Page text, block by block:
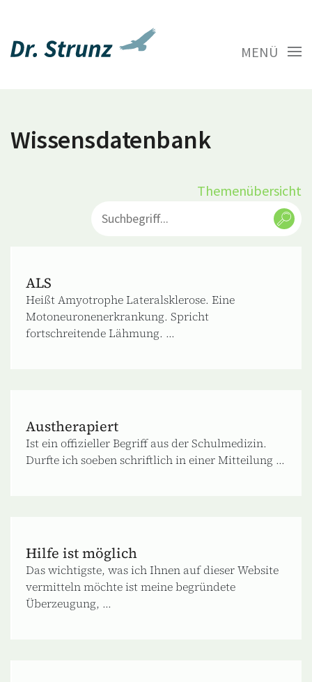
MENÜ
Wissensdatenbank
Themenübersicht
ALS
Heißt Amyotrophe Lateralsklerose. Eine
Motoneuronenerkrankung. Spricht
fortschreitende Lähmung. ...
Austherapiert
Ist ein offizieller Begriff aus der Schulmedizin.
Durfte ich soeben schriftlich in einer Mitteilung ...
Hilfe ist möglich
Das wichtigste, was ich Ihnen auf dieser Website
vermitteln möchte ist meine begründete
Überzeugung, ...